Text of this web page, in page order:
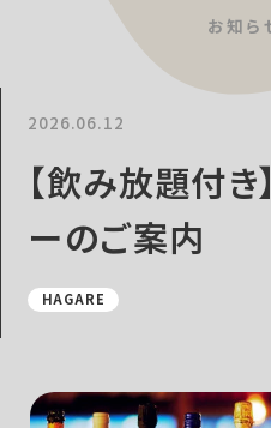
お知ら
【飲み放題付き
ーのご案内
2026.06.12
HAGARE